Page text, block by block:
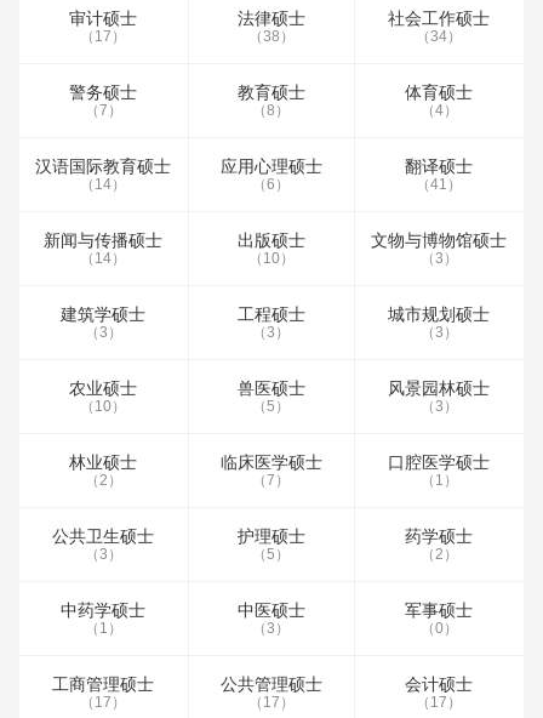
审计硕士
（17）
法律硕士
（38）
社会工作硕士
（34）
警务硕士
（7）
教育硕士
（8）
体育硕士
（4）
汉语国际教育硕士
（14）
应用心理硕士
（6）
翻译硕士
（41）
新闻与传播硕士
（14）
出版硕士
（10）
文物与博物馆硕士
（3）
建筑学硕士
（3）
工程硕士
（3）
城市规划硕士
（3）
农业硕士
（10）
兽医硕士
（5）
风景园林硕士
（3）
林业硕士
（2）
临床医学硕士
（7）
口腔医学硕士
（1）
公共卫生硕士
（3）
护理硕士
（5）
药学硕士
（2）
中药学硕士
（1）
中医硕士
（3）
军事硕士
（0）
工商管理硕士
（17）
公共管理硕士
（17）
会计硕士
（17）